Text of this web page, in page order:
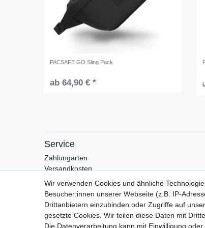
PACSAFE GO Sling Pack
ab 64,90 € *
Wir verwenden Cookies und ähnliche
Besucher:innen unserer Webseite (z.B. IP-
Drittanbietern einzubinden oder Zugriffe auf
gesetzte Cookies. Wir teilen diese Daten mit
Die Datenverarbeitung kann mit Einwilligung
Service
Zahlungarten
Versandkosten
Batterierücknahmeverordnung